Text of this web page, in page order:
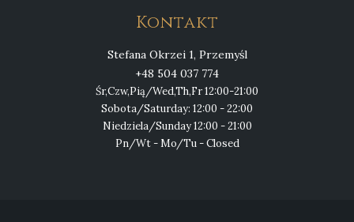
Kontakt
Stefana Okrzei 1, Przemyśl
+48 504 037 774
Śr,Czw,Pią/Wed,Th,Fr 12:00-21:00
Sobota/Saturday: 12:00 - 22:00
Niedziela/Sunday 12:00 - 21:00
Pn/Wt - Mo/Tu - Closed